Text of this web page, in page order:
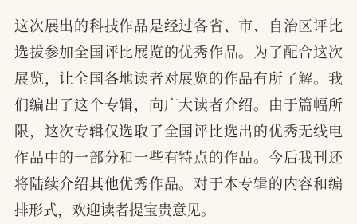
这次展出的科技作品是经过各省、市、自治区评比
选拔参加全国评比展览的优秀作品。为了配合这次
展览，让全国各地读者对展览的作品有所了解。我
们编出了这个专辑，向广大读者介绍。由于篇幅所
限，这次专辑仅选取了全国评比选出的优秀无线电
作品中的一部分和一些有特点的作品。今后我刊还
将陆续介绍其他优秀作品。对于本专辑的内容和编
排形式，欢迎读者提宝贵意见。